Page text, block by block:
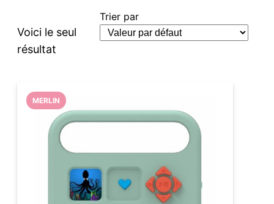
Voici le seul
résultat
Trier par
MERLIN